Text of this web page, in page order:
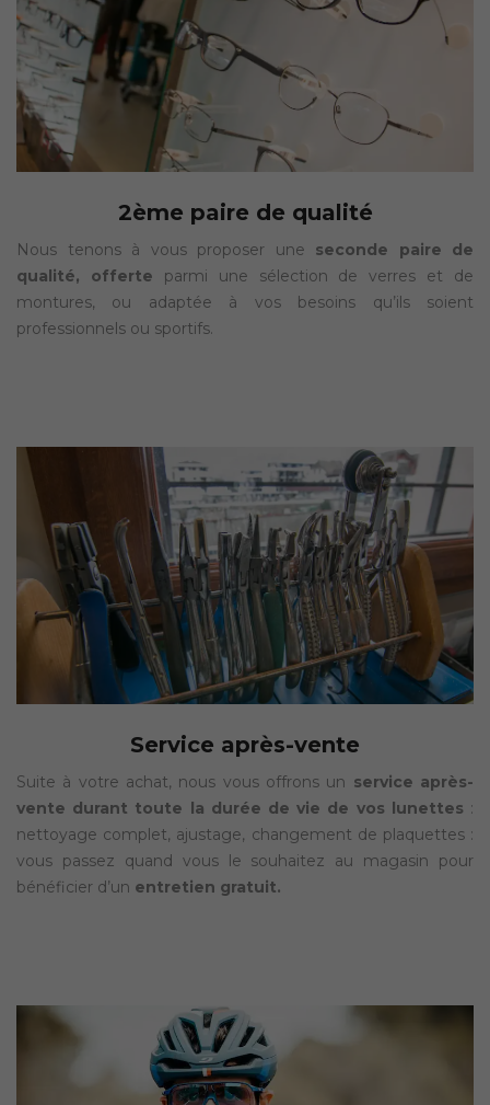
2ème paire de qualité
Nous tenons à vous proposer une seconde paire de
qualité, offerte parmi une sélection de verres et de
montures, ou adaptée à vos besoins qu’ils soient
professionnels ou sportifs.
Service après-vente
Suite à votre achat, nous vous offrons un service après-
vente durant toute la durée de vie de vos lunettes :
nettoyage complet, ajustage, changement de plaquettes :
vous passez quand vous le souhaitez au magasin pour
bénéficier d’un entretien gratuit.